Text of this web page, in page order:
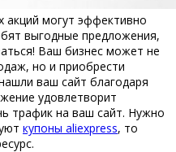
акций могут эффективно
выгодные предложения,
Ваш бизнес может не
но и приобрести
ваш сайт благодаря
удовлетворит
трафик на ваш сайт. Нужно
купоны aliexpress, то